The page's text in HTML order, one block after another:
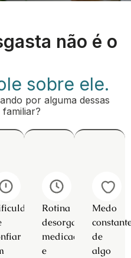
não é o
sobre ele.
por alguma dessas
Rotina
desorganizada,
medicação
e
Medo
de
algo